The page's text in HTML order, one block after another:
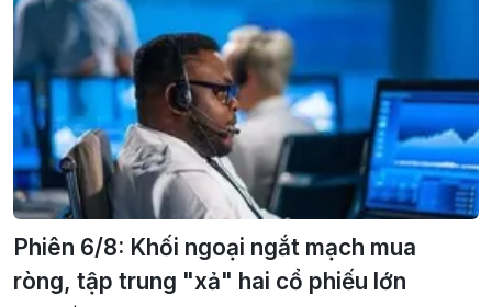
Phiên 6/8: Khối ngoại ngắt mạch mua
ròng, tập trung "xả" hai cổ phiếu lớn